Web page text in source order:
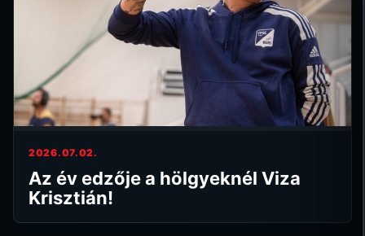
2026.07.02.
Az év edzője a hölgyeknél Viza
Krisztián!